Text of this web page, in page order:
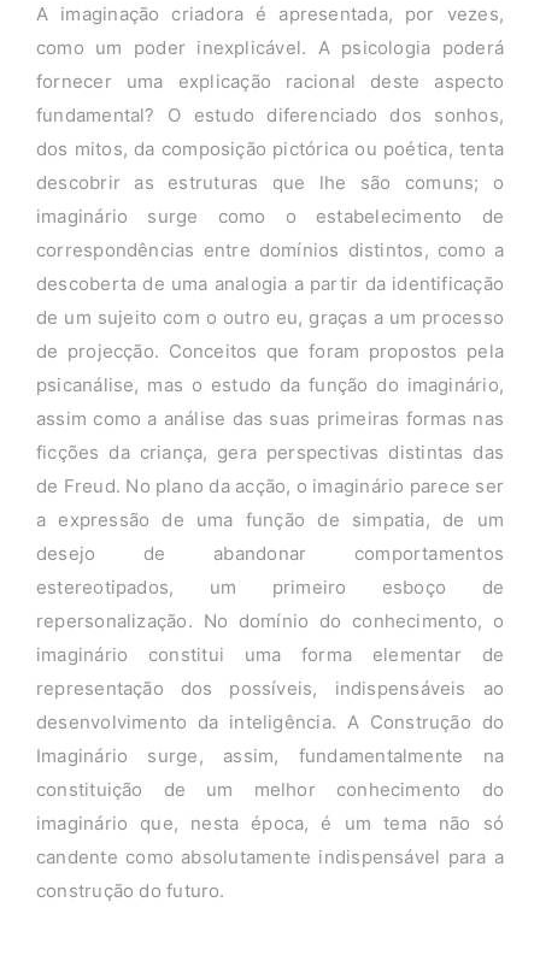
A imaginação criadora é apresentada, por vezes,
como um poder inexplicável. A psicologia poderá
fornecer uma explicação racional deste aspecto
fundamental? O estudo diferenciado dos sonhos,
dos mitos, da composição pictórica ou poética, tenta
descobrir as estruturas que lhe são comuns; o
imaginário surge como o estabelecimento de
correspondências entre domínios distintos, como a
descoberta de uma analogia a partir da identificação
de um sujeito com o outro eu, graças a um processo
de projecção. Conceitos que foram propostos pela
psicanálise, mas o estudo da função do imaginário,
assim como a análise das suas primeiras formas nas
ficções da criança, gera perspectivas distintas das
de Freud. No plano da acção, o imaginário parece ser
a expressão de uma função de simpatia, de um
desejo de abandonar comportamentos
estereotipados, um primeiro esboço de
repersonalização. No domínio do conhecimento, o
imaginário constitui uma forma elementar de
representação dos possíveis, indispensáveis ao
desenvolvimento da inteligência. A Construção do
Imaginário surge, assim, fundamentalmente na
constituição de um melhor conhecimento do
imaginário que, nesta época, é um tema não só
candente como absolutamente indispensável para a
construção do futuro.